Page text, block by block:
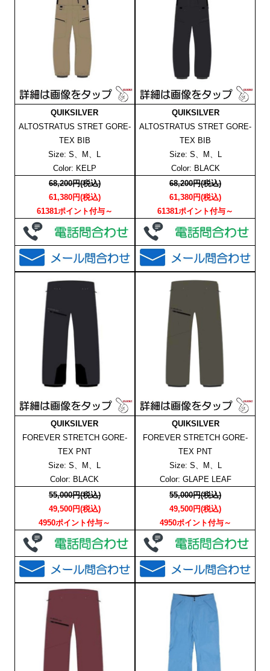
QUIKSILVER
ALTOSTRATUS STRET GORE-
TEX BIB
Size: S、M、L
Color: KELP
68,200円(税込)
61,380円(税込)
61381ポイント付与～
QUIKSILVER
ALTOSTRATUS STRET GORE-
TEX BIB
Size: S、M、L
Color: BLACK
68,200円(税込)
61,380円(税込)
61381ポイント付与～
QUIKSILVER
FOREVER STRETCH GORE-
TEX PNT
Size: S、M、L
Color: BLACK
55,000円(税込)
49,500円(税込)
4950ポイント付与～
QUIKSILVER
FOREVER STRETCH GORE-
TEX PNT
Size: S、M、L
Color: GLAPE LEAF
55,000円(税込)
49,500円(税込)
4950ポイント付与～